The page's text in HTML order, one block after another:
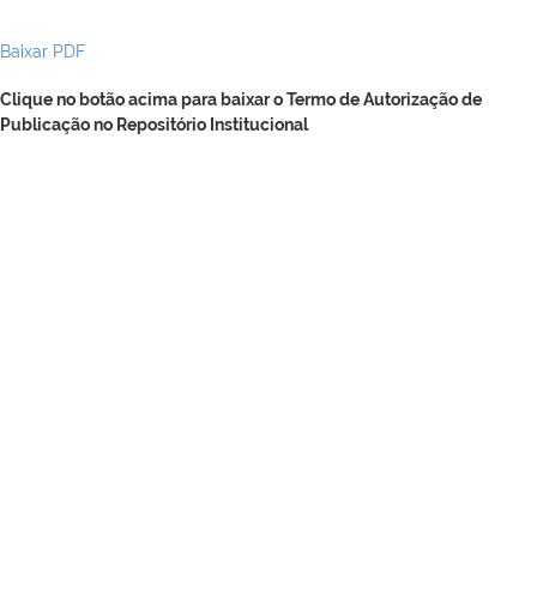
Baixar PDF
Clique no botão acima para baixar o Termo de Autorização de
Publicação no Repositório Institucional